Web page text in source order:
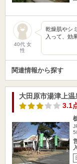
40代 女
性
乾燥肌やシ
入って、効
関連情報から探す
大田原市湯津上
3.1